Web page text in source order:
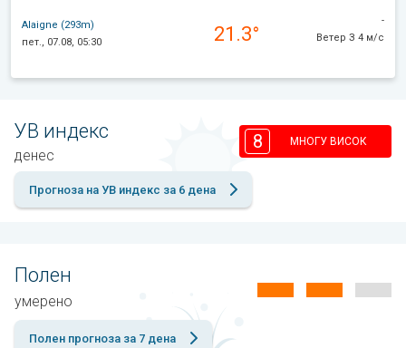
Alaigne (293m)
пет., 07.08, 05:30
21.3°
-
Ветер З 4 м/с
УВ индекс
денес
8 МНОГУ ВИСОК
Прогноза на УВ индекс за 6 дена
Полен
умерено
Полен прогноза за 7 дена